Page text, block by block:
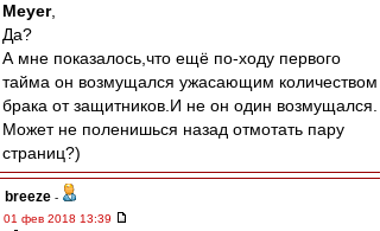
Meyer,
Да?
А мне показалось,что ещё по-ходу первого
тайма он возмущался ужасающим количеством
брака от защитников.И не он один возмущался.
Может не поленишься назад отмотать пару
страниц?)
breeze -
01 фев 2018 13:39